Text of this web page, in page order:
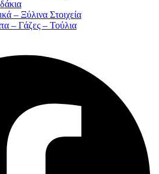
– Ξύλινα Στοιχεία
– Γάζες – Τούλια